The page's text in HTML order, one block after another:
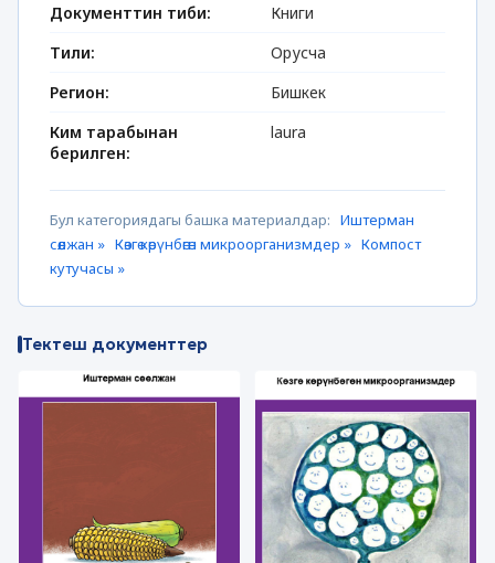
Документтин тиби:
Книги
Тили:
Орусча
Регион:
Бишкек
Ким тарабынан
берилген:
laura
Бул категориядагы башка материалдар: Иштерман
сөөлжан » Көзгө көрүнбөгөн микроорганизмдер » Компост
кутучасы »
Тектеш документтер